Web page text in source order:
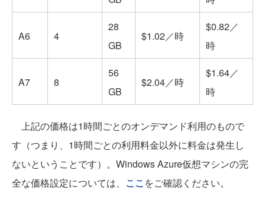
A6 4
28
GB
$1.02／時
$0.82／
時
A7 8
56
GB
$2.04／時
$1.64／
時
上記の価格は1時間ごとのオンデマンド利用のもので
す（つまり、1時間ごとの利用料金以外に料金は発生し
ないということです）。Windows Azure仮想マシンの完
全な価格設定については、 ここをご確認ください。